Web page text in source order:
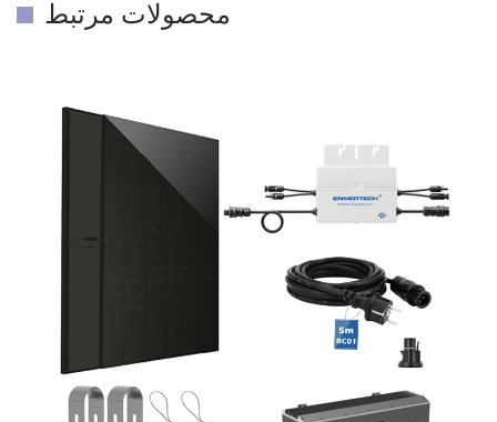
محصولات مرتبط